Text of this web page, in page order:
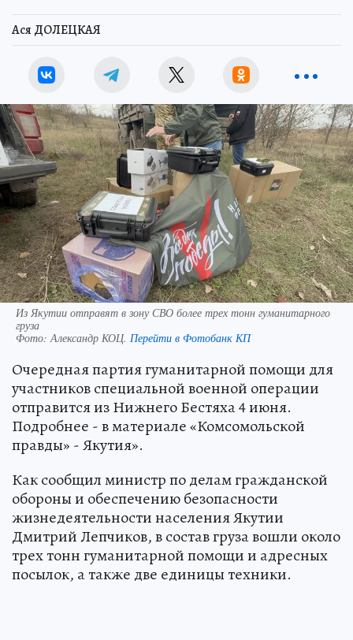
Ася ДОЛЕЦКАЯ
Из Якутии отправят в зону СВО более трех тонн гуманитарного
груза
Фото:Александр КОЦ. Перейти в Фотобанк КП
Очередная партия гуманитарной помощи для
участников специальной военной операции
отправится из Нижнего Бестяха 4 июня.
Подробнее - в материале «Комсомольской
правды» - Якутия».
Как сообщил министр по делам гражданской
обороны и обеспечению безопасности
жизнедеятельности населения Якутии
Дмитрий Лепчиков, в состав груза вошли около
трех тонн гуманитарной помощи и адресных
посылок, а также две единицы техники.